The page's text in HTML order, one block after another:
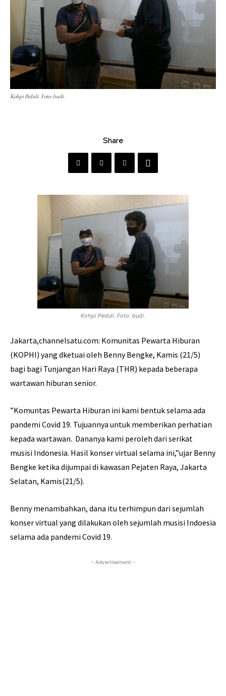
Kohpi Peduli. Foto: budi.
Share
Kohpi Peduli. Foto: budi.
Jakarta,channelsatu.com: Komunitas Pewarta Hiburan
(KOPHI) yang dketuai oleh Benny Bengke, Kamis (21/5)
bagi bagi Tunjangan Hari Raya (THR) kepada beberapa
wartawan hiburan senior.
”Komuntas Pewarta Hiburan ini kami bentuk selama ada
pandemi Covid 19. Tujuannya untuk memberikan perhatian
kepada wartawan. Dananya kami peroleh dari serikat
musisi Indonesia. Hasil konser virtual selama ini,”ujar Benny
Bengke ketika dijumpai di kawasan Pejaten Raya, Jakarta
Selatan, Kamis(21/5).
Benny menambahkan, dana itu terhimpun dari sejumlah
konser virtual yang dilakukan oleh sejumlah musisi Indoesia
selama ada pandemi Covid 19.
- Advertisement -